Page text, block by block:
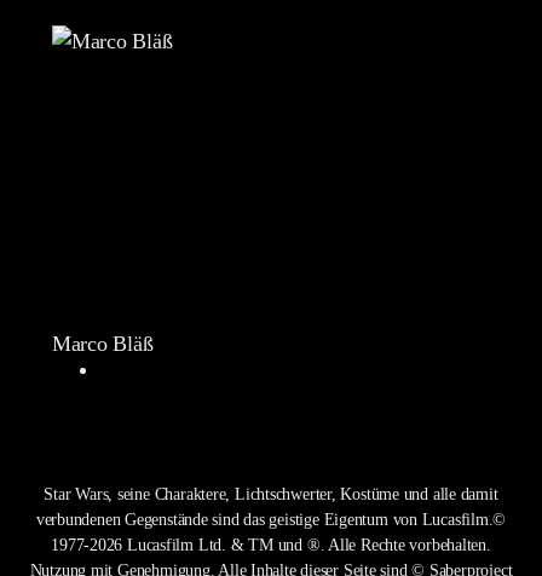
Marco Bläß
Star Wars, seine Charaktere, Lichtschwerter, Kostüme und alle damit
verbundenen Gegenstände sind das geistige Eigentum von Lucasfilm.©
1977-2026 Lucasfilm Ltd. & TM und ®. Alle Rechte vorbehalten.
Nutzung mit Genehmigung. Alle Inhalte dieser Seite sind © Saberproject